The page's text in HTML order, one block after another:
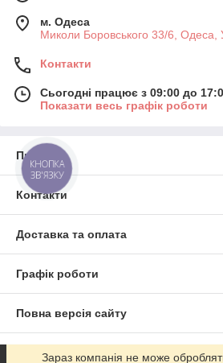
м. Одеса
Миколи Боровського 33/6, Одеса,
Контакти
Сьогодні працює з 09:00 до
Показати весь графік роботи
Про нас
Контакти
Доставка та оплата
Графік роботи
Повна версія сайту
Сайт створено на маркетплейсі
Зараз компанія не може
КНОПКА
ЗВ'ЯЗКУ